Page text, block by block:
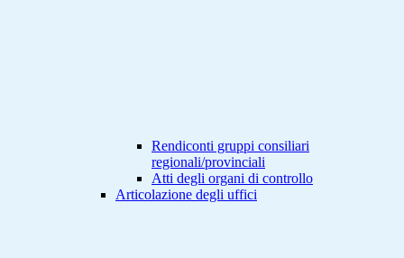
Rendiconti gruppi consiliari
regionali/provinciali
Atti degli organi di controllo
Articolazione degli uffici